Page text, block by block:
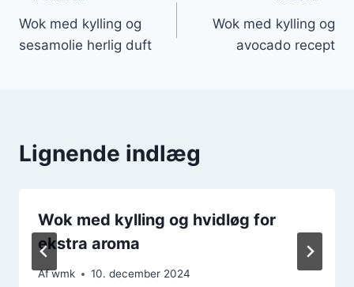
Wok med kylling og
sesamolie herlig duft
Wok med kylling og
avocado recept
Lignende indlæg
Wok med kylling og hvidløg for
ekstra aroma
Afwmk 10. december 2024